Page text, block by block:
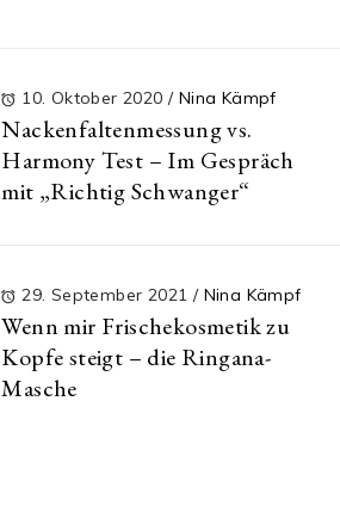
10. Oktober 2020 / Nina Kämpf
Nackenfaltenmessung vs.
Harmony Test – Im Gespräch
mit „Richtig Schwanger“
29. September 2021 / Nina Kämpf
Wenn mir Frischekosmetik zu
Kopfe steigt – die Ringana-
Masche